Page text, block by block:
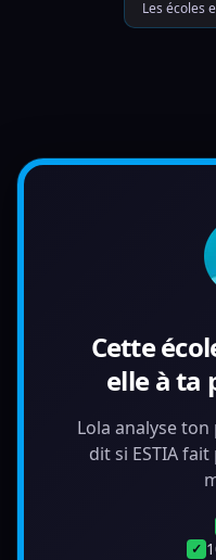
Les écoles
Cette
elle à ta
Lola analyse
dit si ESTIA
✓